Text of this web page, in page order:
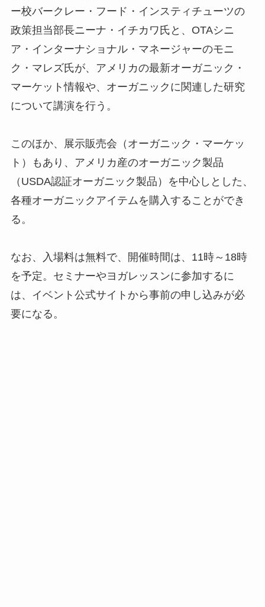
ー校バークレー・フード・インスティチューツの
政策担当部長ニーナ・イチカワ氏と、OTAシニ
ア・インターナショナル・マネージャーのモニ
ク・マレズ氏が、アメリカの最新オーガニック・
マーケット情報や、オーガニックに関連した研究
について講演を行う。
このほか、展示販売会（オーガニック・マーケッ
ト）もあり、アメリカ産のオーガニック製品
（USDA認証オーガニック製品）を中心しとした、
各種オーガニックアイテムを購入することができ
る。
なお、入場料は無料で、開催時間は、11時～18時
を予定。セミナーやヨガレッスンに参加するに
は、イベント公式サイトから事前の申し込みが必
要になる。